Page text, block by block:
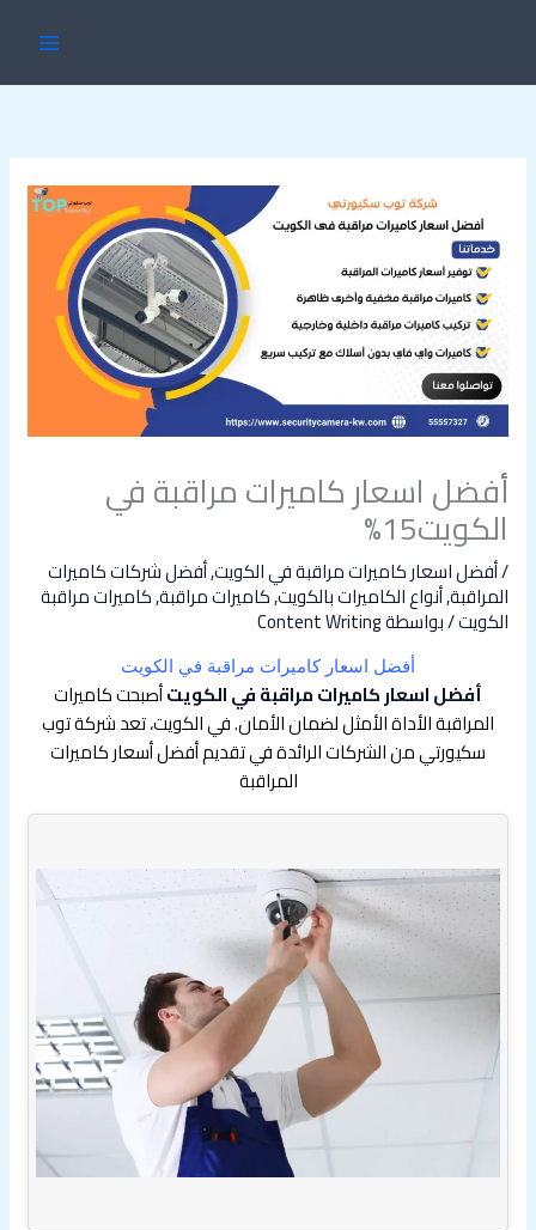
أفضل اسعار كاميرات مراقبة في
الكويت15%
/أفضل اسعار كاميرات مراقبة في الكويت,أفضل شركات كاميرات
المراقبة,أنواع الكاميرات بالكويت,كاميرات مراقبة,كاميرات مراقبة
الكويت/ بواسطةContent Writing
أفضل اسعار كاميرات مراقبة في الكويت
أفضل اسعار كاميرات مراقبة في الكويتأصبحت كاميرات
المراقبة الأداة الأمثل لضمان الأمان. في الكويت، تعد شركة توب
سكيورتي من الشركات الرائدة في تقديم أفضل أسعار كاميرات
المراقبة